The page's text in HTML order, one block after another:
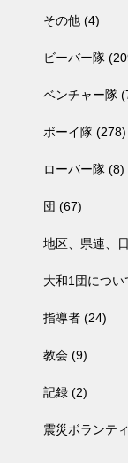
その他 (4)
ビーバー隊
ベンチャー隊
ボーイ隊 (278)
ローバー隊 (8)
団 (67)
地区、県連、
大和1団につい
指導者 (24)
教会 (9)
記録 (2)
震災ボランテ